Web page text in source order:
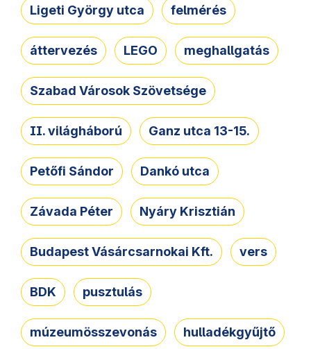
Ligeti György utca felmérés
áttervezés LEGO meghallgatás
Szabad Városok Szövetsége
II. világháború Ganz utca 13-15.
Petőfi Sándor Dankó utca
Závada Péter Nyáry Krisztián
Budapest Vásárcsarnokai Kft. vers
BDK pusztulás
múzeumösszevonás hulladékgyűjtő